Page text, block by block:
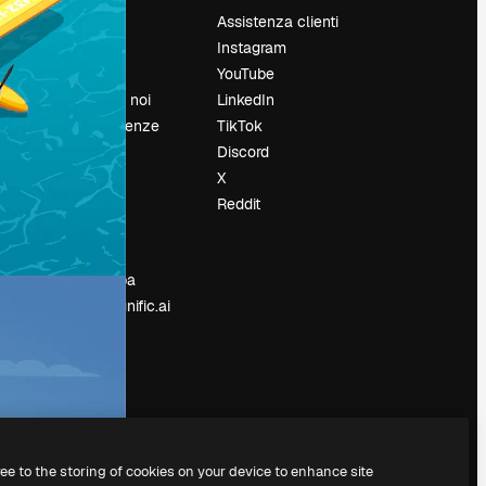
Prezzi
Chi siamo
Recensioni
Lavora con noi
Cerca tendenze
Blog
Eventi
Slidesgo
Vendi i tuoi
contenuti
Sala stampa
Cerchi magnific.ai
Assistenza clienti
Instagram
YouTube
LinkedIn
TikTok
Discord
X
Reddit
to the storing of cookies on your device to enhance site